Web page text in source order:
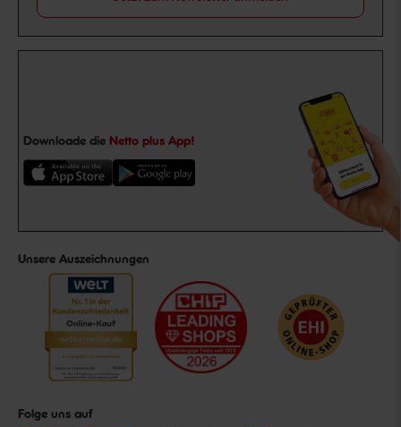
Downloade die Netto plus App!
Unsere Auszeichnungen
Folge uns auf